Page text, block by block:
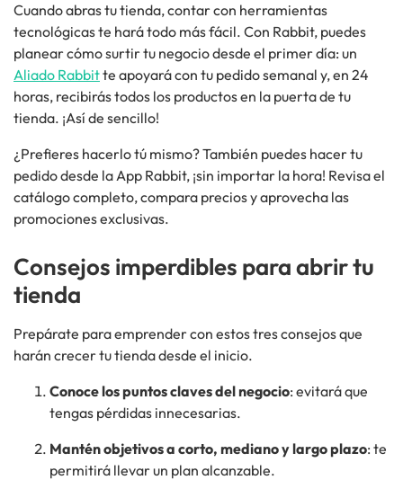
Cuando abras tu tienda, contar con herramientas
tecnológicas te hará todo más fácil. Con Rabbit, puedes
planear cómosurtirtu negocio desde el primer día: un
Aliado Rabbitte apoyarácon tu pedidosemanal y, en 24
horas, recibirástodos los productos en la puerta de tu
tienda. ¡Así de sencillo!
¿Prefieres hacerlo tú mismo? También puedes hacer tu
pedido desde la App Rabbit, ¡sin importar la hora! Revisa el
catálogo completo, compara precios y aprovecha las
promociones exclusivas.
Consejos imperdibles para abrir tu
tienda
Prepárate para emprender con estos tres consejos que
harán crecer tu tienda desde el inicio.
Conocelos puntos claves del negocio: evitará que
tengas pérdidas innecesarias.
Manténobjetivos a corto, mediano y largo plazo: te
permitirá llevar un plan alcanzable.